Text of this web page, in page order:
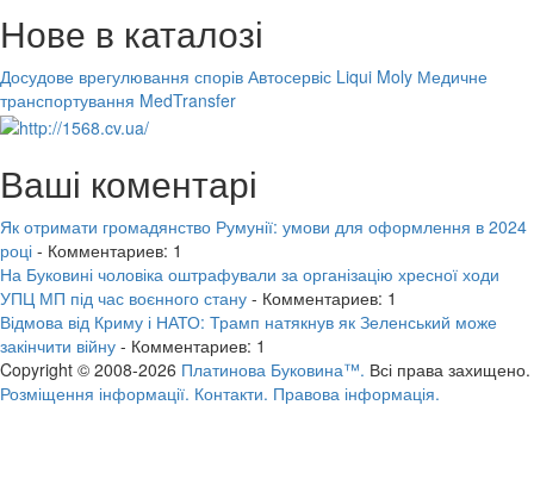
Нове в каталозі
Досудове врегулювання спорів Автосервіс Liqui Moly Медичне
транспортування MedTransfer
Ваші коментарі
Як отримати громадянство Румунії: умови для оформлення в 2024
році - Комментариев: 1
На Буковині чоловіка оштрафували за організацію хресної ходи
УПЦ МП під час воєнного стану - Комментариев: 1
Відмова від Криму і НАТО: Трамп натякнув як Зеленський може
закінчити війну - Комментариев: 1
Copyright © 2008-2026 Платинова Буковина™. Всі права захищено.
Розміщення інформації. Контакти. Правова інформація.